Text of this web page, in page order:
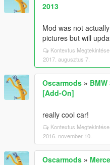
2013
Mod was not
pictures but will
Kontextus Megtekintése
2017. augusztus 7.
Oscarmods »
[Add-On]
really cool car!
Kontextus Megtekintése
2016. november 10.
Oscarmods »